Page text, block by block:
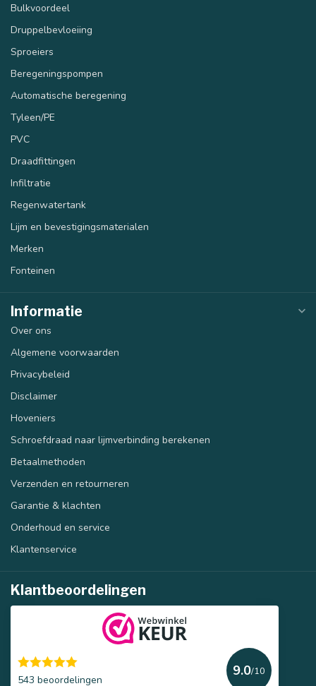
Bulkvoordeel
Druppelbevloeiing
Sproeiers
Beregeningspompen
Automatische beregening
Tyleen/PE
PVC
Draadfittingen
Infiltratie
Regenwatertank
Lijm en bevestigingsmaterialen
Merken
Fonteinen
Informatie
Over ons
Algemene voorwaarden
Privacybeleid
Disclaimer
Hoveniers
Schroefdraad naar lijmverbinding berekenen
Betaalmethoden
Verzenden en retourneren
Garantie & klachten
Onderhoud en service
Klantenservice
Klantbeoordelingen
543 beoordelingen
9.0/10